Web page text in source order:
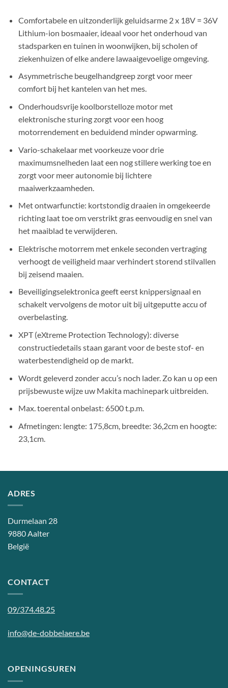
Comfortabele en uitzonderlijk geluidsarme 2 x 18V = 36V
Lithium-ion bosmaaier, ideaal voor het onderhoud van
stadsparken en tuinen in woonwijken, bij scholen of
ziekenhuizen of elke andere lawaaigevoelige omgeving.
Asymmetrische beugelhandgreep zorgt voor meer
comfort bij het kantelen van het mes.
Onderhoudsvrije koolborstelloze motor met
elektronische sturing zorgt voor een hoog
motorrendement en beduidend minder opwarming.
Vario-schakelaar met voorkeuze voor drie
maximumsnelheden laat een nog stillere werking toe en
zorgt voor meer autonomie bij lichtere
maaiwerkzaamheden.
Met ontwarfunctie: kortstondig draaien in omgekeerde
richting laat toe om verstrikt gras eenvoudig en snel van
het maaiblad te verwijderen.
Elektrische motorrem met enkele seconden vertraging
verhoogt de veiligheid maar verhindert storend stilvallen
bij zeisend maaien.
Beveiligingselektronica geeft eerst knippersignaal en
schakelt vervolgens de motor uit bij uitgeputte accu of
overbelasting.
XPT (eXtreme Protection Technology): diverse
constructiedetails staan garant voor de beste stof- en
waterbestendigheid op de markt.
Wordt geleverd zonder accu’s noch lader. Zo kan u op een
prijsbewuste wijze uw Makita machinepark uitbreiden.
Max. toerental onbelast: 6500 t.p.m.
Afmetingen: lengte: 175,8cm, breedte: 36,2cm en hoogte:
23,1cm.
ADRES
Durmelaan 28
9880 Aalter
België
CONTACT
09/374.48.25
info@de-dobbelaere.be
OPENINGSUREN